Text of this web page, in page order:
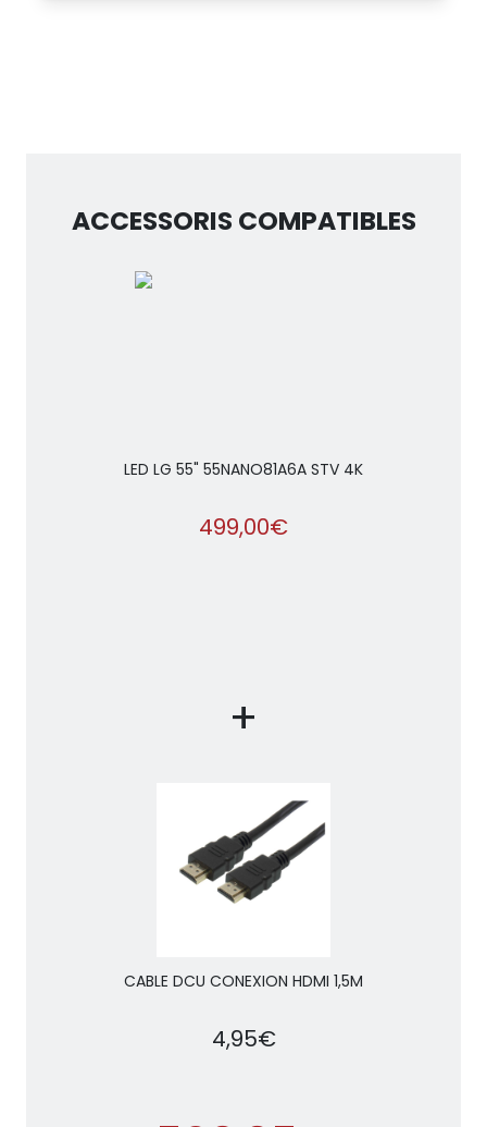
ACCESSORIS COMPATIBLES
LED LG 55" 55NANO81A6A STV 4K
499,00€
+
CABLE DCU CONEXION HDMI 1,5M
4,95€